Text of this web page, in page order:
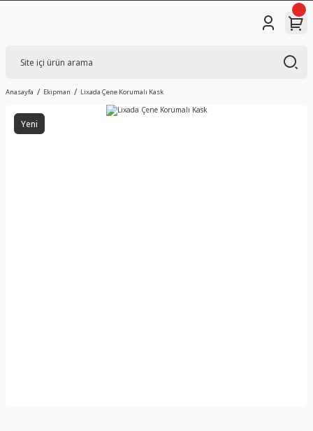
Anasayfa Ekipman Lixada Çene Korumalı Kask
Yeni